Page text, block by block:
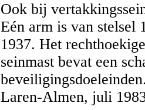
Ook bij
Eén arm is van stelsel
1937. Het
seinmast bevat een
Laren-Almen, juli